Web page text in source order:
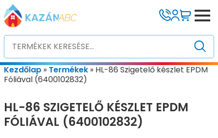
Kezdőlap » Termékek » HL-86 Szigetelő készlet EPDM
Fóliával (6400102832)
HL-86 SZIGETELŐ KÉSZLET EPDM
FÓLIÁVAL (6400102832)